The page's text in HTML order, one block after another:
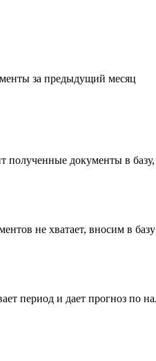
за предыдущий месяц
полученные документы в
не хватает, вносим в
период и дает прогноз по